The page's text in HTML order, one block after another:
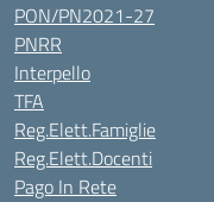
PON/PN2021-27
PNRR
Interpello
TFA
Reg.Elett.Famiglie
Reg.Elett.Docenti
Pago In Rete